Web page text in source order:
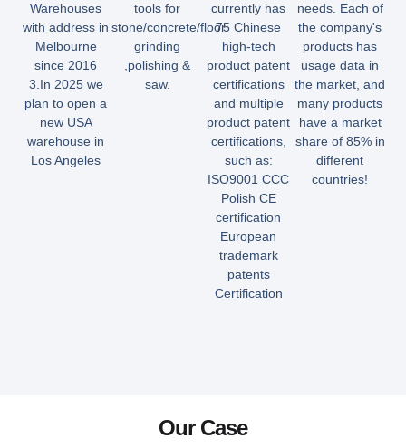
Warehouses
with address in
Melbourne
since 2016
3.In 2025 we
plan to open a
new USA
warehouse in
Los Angeles
tools for
stone/concrete/floor
grinding
,polishing &
saw.
currently has
75 Chinese
high-tech
product patent
certifications
and multiple
product patent
certifications,
such as:
ISO9001 CCC
Polish CE
certification
European
trademark
patents
Certification
needs. Each of
the company's
products has
usage data in
the market, and
many products
have a market
share of 85% in
different
countries!
Our Case